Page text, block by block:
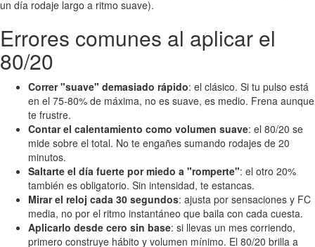
un día rodaje largo a ritmo suave).
Errores comunes al aplicar el
80/20
Correr "suave" demasiado rápido: el clásico. Si tu pulso está
en el 75-80% de máxima, no es suave, es medio. Frena aunque
te frustre.
Contar el calentamiento como volumen suave: el 80/20 se
mide sobre el total. No te engañes sumando rodajes de 20
minutos.
Saltarte el día fuerte por miedo a "romperte": el otro 20%
también es obligatorio. Sin intensidad, te estancas.
Mirar el reloj cada 30 segundos: ajusta por sensaciones y FC
media, no por el ritmo instantáneo que baila con cada cuesta.
Aplicarlo desde cero sin base: si llevas un mes corriendo,
primero construye hábito y volumen mínimo. El 80/20 brilla a